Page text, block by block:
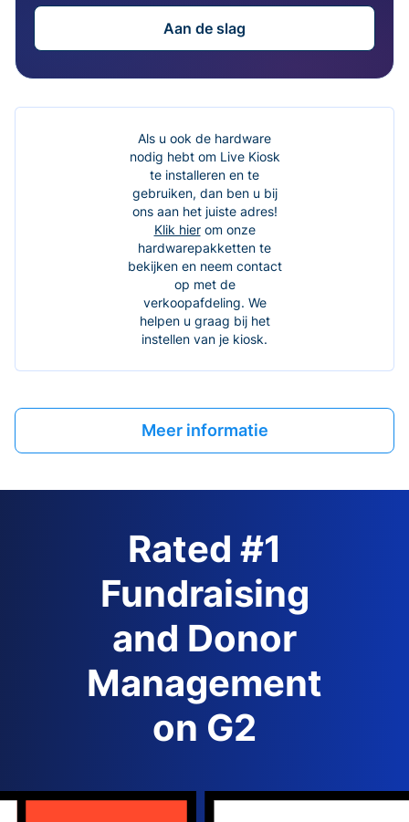
Aan de slag
Als u ook de hardware
nodig hebt om Live Kiosk
te installeren en te
gebruiken, dan ben u bij
ons aan het juiste adres!
Klik hierom onze
hardwarepakketten te
bekijken en neem contact
op met de
verkoopafdeling. We
helpen u graag bij het
instellen van je kiosk.
Meer informatie
Rated #1
Fundraising
and Donor
Management
on G2